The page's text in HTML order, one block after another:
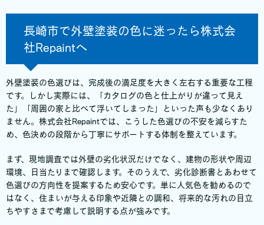
長崎市で外壁塗装の色に迷ったら株式会
社Repaintへ
外壁塗装の色選びは、完成後の満足度を大きく左右する重要な工程
です。しかし実際には、「カタログの色と仕上がりが違って見え
た」「周囲の家と比べて浮いてしまった」といった声も少なくあり
ません。株式会社Repaintでは、こうした色選びの不安を減らすた
め、色決めの段階から丁寧にサポートする体制を整えています。
まず、現地調査では外壁の劣化状況だけでなく、建物の形状や周辺
環境、日当たりまで確認します。そのうえで、劣化診断書とあわせて
色選びの方向性を提案するため安心です。単に人気色を勧めるので
はなく、住まいが与える印象や近隣との調和、将来的な汚れの目立
ちやすさまで考慮して説明する点が強みです。